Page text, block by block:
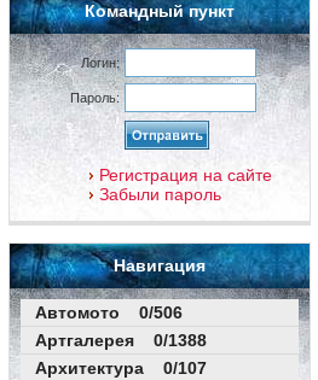
Командный пункт
Логин:
Пароль:
Регистрация на сайте
Забыли пароль
Навигация
Автомото 0/506
Артгалерея 0/1388
Архитектура 0/107